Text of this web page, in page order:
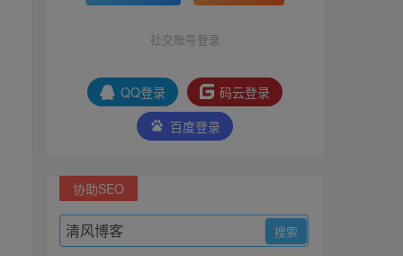
社交账号登录
QQ登录
码云登录
百度登录
协助SEO